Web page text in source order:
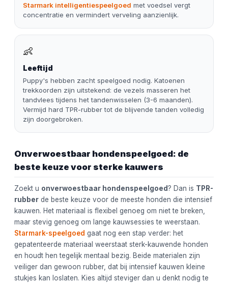
Starmark intelligentiespeelgoed met voedsel vergt
concentratie en vermindert verveling aanzienlijk.
👶
Leeftijd
Puppy's hebben zacht speelgoed nodig. Katoenen
trekkoorden zijn uitstekend: de vezels masseren het
tandvlees tijdens het tandenwisselen (3-6 maanden).
Vermijd hard TPR-rubber tot de blijvende tanden volledig
zijn doorgebroken.
Onverwoestbaar hondenspeelgoed: de
beste keuze voor sterke kauwers
Zoekt u onverwoestbaar hondenspeelgoed? Dan is TPR-
rubber de beste keuze voor de meeste honden die intensief
kauwen. Het materiaal is flexibel genoeg om niet te breken,
maar stevig genoeg om lange kauwsessies te weerstaan.
Starmark-speelgoed gaat nog een stap verder: het
gepatenteerde materiaal weerstaat sterk-kauwende honden
en houdt hen tegelijk mentaal bezig. Beide materialen zijn
veiliger dan gewoon rubber, dat bij intensief kauwen kleine
stukjes kan loslaten. Kies altijd steviger dan u denkt nodig te